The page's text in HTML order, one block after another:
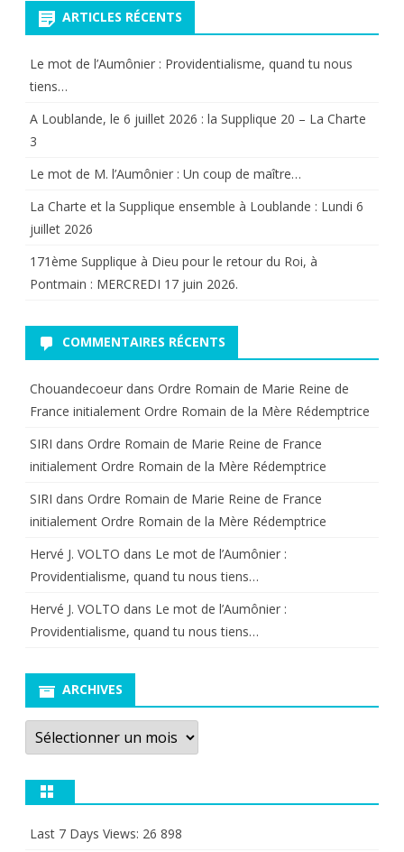
ARTICLES RÉCENTS
Le mot de l’Aumônier : Providentialisme, quand tu nous
tiens…
A Loublande, le 6 juillet 2026 : la Supplique 20 – La Charte
3
Le mot de M. l’Aumônier : Un coup de maître…
La Charte et la Supplique ensemble à Loublande : Lundi 6
juillet 2026
171ème Supplique à Dieu pour le retour du Roi, à
Pontmain : MERCREDI 17 juin 2026.
COMMENTAIRES RÉCENTS
Chouandecoeur dans Ordre Romain de Marie Reine de
France initialement Ordre Romain de la Mère Rédemptrice
SIRI dans Ordre Romain de Marie Reine de France
initialement Ordre Romain de la Mère Rédemptrice
SIRI dans Ordre Romain de Marie Reine de France
initialement Ordre Romain de la Mère Rédemptrice
Hervé J. VOLTO dans Le mot de l’Aumônier :
Providentialisme, quand tu nous tiens…
Hervé J. VOLTO dans Le mot de l’Aumônier :
Providentialisme, quand tu nous tiens…
ARCHIVES
Archives
Last 7 Days Views: 26 898